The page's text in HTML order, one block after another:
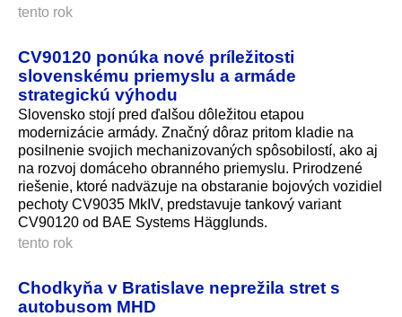
tento rok
CV90120 ponúka nové príležitosti
slovenskému priemyslu a armáde
strategickú výhodu
Slovensko stojí pred ďalšou dôležitou etapou
modernizácie armády. Značný dôraz pritom kladie na
posilnenie svojich mechanizovaných spôsobilostí, ako aj
na rozvoj domáceho obranného priemyslu. Prirodzené
riešenie, ktoré nadväzuje na obstaranie bojových vozidiel
pechoty CV9035 MkIV, predstavuje tankový variant
CV90120 od BAE Systems Hägglunds.
tento rok
Chodkyňa v Bratislave neprežila stret s
autobusom MHD